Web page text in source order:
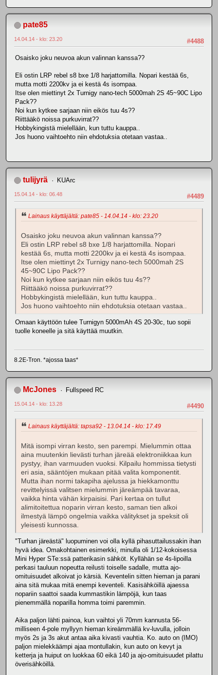
pate85
#4488
14.04.14 - klo: 23.20
Osaisko joku neuvoa akun valinnan kanssa??
Eli ostin LRP rebel s8 bxe 1/8 harjattomilla. Nopari kestää 6s,
mutta motti 2200kv ja ei kestä 4s isompaa.
Itse olen miettinyt 2x Turnigy nano-tech 5000mah 2S 45~90C Lipo
Pack??
Noi kun kytkee sarjaan niin eikös tuu 4s??
Riittääkö noissa purkuvirrat??
Hobbykingistä mielellään, kun tuttu kauppa..
Jos huono vaihtoehto niin ehdotuksia otetaan vastaa..
tulijyrä KUArc
#4489
15.04.14 - klo: 06.48
Lainaus käyttäjältä: pate85 - 14.04.14 - klo: 23.20
Osaisko joku neuvoa akun valinnan kanssa??
Eli ostin LRP rebel s8 bxe 1/8 harjattomilla. Nopari
kestää 6s, mutta motti 2200kv ja ei kestä 4s isompaa.
Itse olen miettinyt 2x Turnigy nano-tech 5000mah 2S
45~90C Lipo Pack??
Noi kun kytkee sarjaan niin eikös tuu 4s??
Riittääkö noissa purkuvirrat??
Hobbykingistä mielellään, kun tuttu kauppa..
Jos huono vaihtoehto niin ehdotuksia otetaan vastaa..
Omaan käyttöön tulee Turnigyn 5000mAh 4S 20-30c, tuo sopii
tuolle koneelle ja sitä käyttää muutkin.
8.2E-Tron. *ajossa taas*
McJones Fullspeed RC
#4490
15.04.14 - klo: 13.28
Lainaus käyttäjältä: tapsa92 - 13.04.14 - klo: 17.49
Mitä isompi virran kesto, sen parempi. Mielummin ottaa
aina muutenkin lievästi turhan järeää elektroniikkaa kun
pystyy, ihan varmuuden vuoksi. Kilpailu hommissa tietysti
eri asia, sääntöjen mukaan pitää valita komponentit.
Mutta ihan normi takapiha ajelussa ja hiekkamonttu
revittelyissä valitsen mielummin järeämpää tavaraa,
vaikka hinta vähän kirpaisisi. Pari kertaa on tullut
alimitoitettua noparin virran kesto, saman tien alkoi
ilmestyä lämpö ongelmia vaikka välitykset ja speksit oli
yleisesti kunnossa.
"Turhan järeästä" luopuminen voi olla kyllä pihasuttailussakin ihan
hyvä idea. Omakohtainen esimerkki, minulla oli 1/12-kokoisessa
Mini Hyper STe:ssä patterikasin sähköt. Kyllähän se 4s-lipoilla
perkasi tauluun nopeutta reilusti toiselle sadalle, mutta ajo-
omituisuudet alkoivat jo kärsiä. Keventelin sitten hieman ja parani
aina sitä mukaa mitä enempi keventeli. Kasisähköillä ajaessa
nopariin saattoi saada kummastikin lämpöjä, kun taas
pienemmällä noparilla homma toimi paremmin.
Aika paljon lähti painoa, kun vaihtoi yli 70mm kannusta 56-
milliseen 4-pole myllyyn hieman kireämmällä kv-luvulla, jolloin
myös 2s ja 3s akut antaa aika kivasti vauhtia. Ko. auto on (IMO)
paljon mielekkäämpi ajaa montullakin, kun auto on kevyt ja
ketterja ja huiput on luokkaa 60 eikä 140 ja ajo-omituisuudet pilattu
överisähköillä.